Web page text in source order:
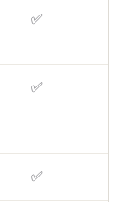
✅
✅
✅